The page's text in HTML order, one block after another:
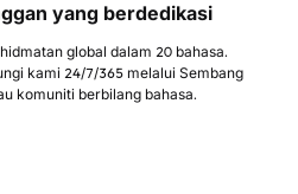
yang berdedikasi
global dalam 20 bahasa.
kami 24/7/365 melalui Sembang
komuniti berbilang bahasa.